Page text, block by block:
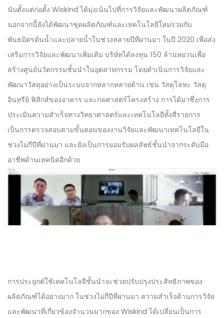
นับตั้งแต่ก่อตั้ง Wiskind ได้มุ่งเน้นไปที่การวิจัยและพัฒนาผลิตภัณฑ์
นอกจากนี้ยังได้พัฒนาชุดผลิตภัณฑ์และเทคโนโลยีใหม่ร่วมกับ
พันธมิตรต้นน้ำและปลายน้ำในช่วงหลายปีที่ผ่านมา ในปี 2020 เพื่อส่ง
เสริมการวิจัยและพัฒนาเพิ่มเติม บริษัทได้ลงทุน 150 ล้านหยวนเพื่อ
สร้างศูนย์นวัตกรรมชั้นนำในอุตสาหกรรม โดยดำเนินการวิจัยและ
พัฒนาวัสดุอย่างเป็นระบบจากหลากหลายด้าน เช่น วัสดุโลหะ วัสดุ
อินทรีย์ ฟิสิกส์ของอาคาร และกลศาสตร์โครงสร้าง การได้มาซึ่งการ
ประเมินความสำเร็จทางวิทยาศาสตร์และเทคโนโลยีทั้งสี่รายการ
เป็นการตรวจสอบตามขั้นตอนของงานวิจัยและพัฒนาเทคโนโลยีใน
ช่วงไม่กี่ปีที่ผ่านมา และยังเป็นการยอมรับผลลัพธ์ชั้นนำจากระดับมือ
อาชีพด้านเทคนิคอีกด้วย
การประยุกต์ใช้เทคโนโลยีชั้นนำจะช่วยปรับปรุงประสิทธิภาพของ
ผลิตภัณฑ์ได้อย่างมาก ในช่วงไม่กี่ปีที่ผ่านมา ความสำเร็จด้านการวิจัย
และพัฒนาที่เกี่ยวข้องจำนวนมากของ Wiskind ได้เปลี่ยนเป็นการ